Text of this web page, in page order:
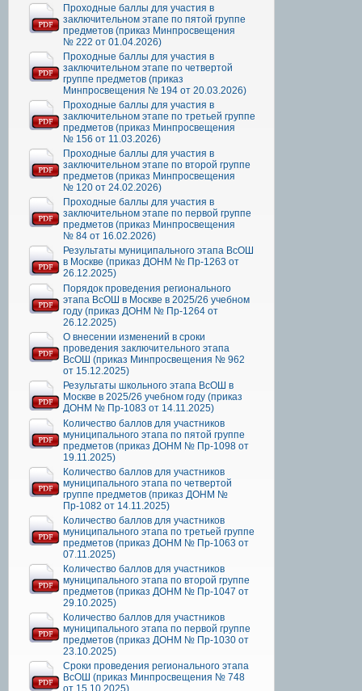
Проходные баллы для участия в
заключительном этапе по пятой группе
предметов (приказ Минпросвещения
№ 222 от 01.04.2026)
Проходные баллы для участия в
заключительном этапе по четвертой
группе предметов (приказ
Минпросвещения № 194 от 20.03.2026)
Проходные баллы для участия в
заключительном этапе по третьей группе
предметов (приказ Минпросвещения
№ 156 от 11.03.2026)
Проходные баллы для участия в
заключительном этапе по второй группе
предметов (приказ Минпросвещения
№ 120 от 24.02.2026)
Проходные баллы для участия в
заключительном этапе по первой группе
предметов (приказ Минпросвещения
№ 84 от 16.02.2026)
Результаты муниципального этапа ВсОШ
в Москве (приказ ДОНМ № Пр-1263 от
26.12.2025)
Порядок проведения регионального
этапа ВсОШ в Москве в 2025/26 учебном
году (приказ ДОНМ № Пр-1264 от
26.12.2025)
О внесении изменений в сроки
проведения заключительного этапа
ВсОШ (приказ Минпросвещения № 962
от 15.12.2025)
Результаты школьного этапа ВсОШ в
Москве в 2025/26 учебном году (приказ
ДОНМ № Пр-1083 от 14.11.2025)
Количество баллов для участников
муниципального этапа по пятой группе
предметов (приказ ДОНМ № Пр-1098 от
19.11.2025)
Количество баллов для участников
муниципального этапа по четвертой
группе предметов (приказ ДОНМ №
Пр-1082 от 14.11.2025)
Количество баллов для участников
муниципального этапа по третьей группе
предметов (приказ ДОНМ № Пр-1063 от
07.11.2025)
Количество баллов для участников
муниципального этапа по второй группе
предметов (приказ ДОНМ № Пр-1047 от
29.10.2025)
Количество баллов для участников
муниципального этапа по первой группе
предметов (приказ ДОНМ № Пр-1030 от
23.10.2025)
Сроки проведения регионального этапа
ВсОШ (приказ Минпросвещения № 748
от 15.10.2025)